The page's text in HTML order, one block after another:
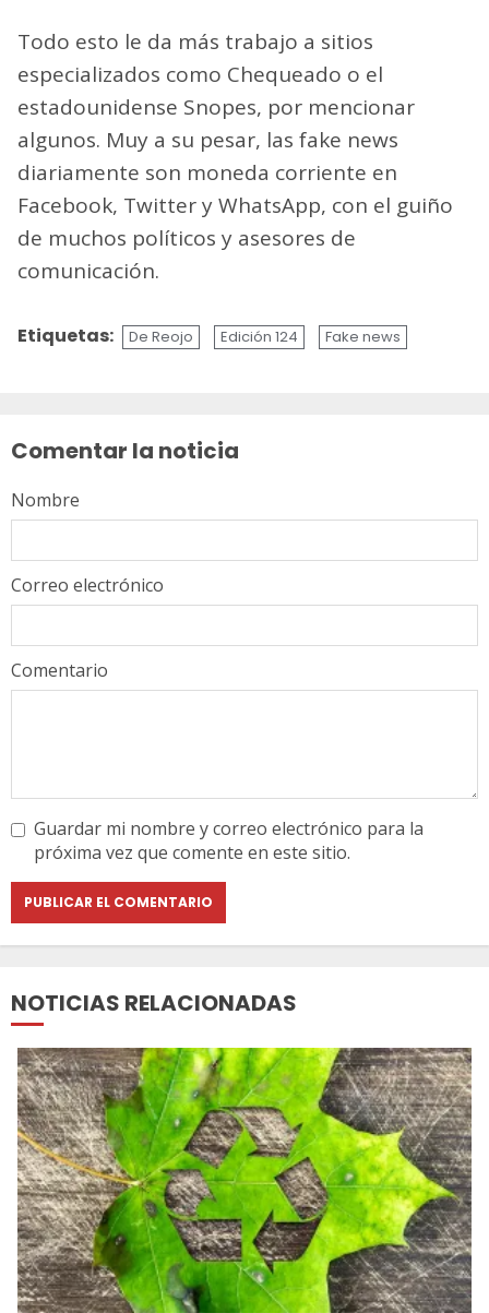
Todo esto le da más trabajo a sitios
especializados como Chequeado o el
estadounidense Snopes, por mencionar
algunos. Muy a su pesar, las fake news
diariamente son moneda corriente en
Facebook, Twitter y WhatsApp, con el guiño
de muchos políticos y asesores de
comunicación.
Etiquetas: De Reojo Edición 124 Fake news
Comentar la noticia
Comentario
Nombre
Correo electrónico
Guardar mi nombre y correo electrónico para la
próxima vez que comente en este sitio.
NOTICIAS RELACIONADAS